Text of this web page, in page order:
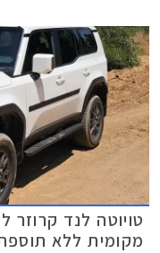
טויוטה לנד
מקומית ללא